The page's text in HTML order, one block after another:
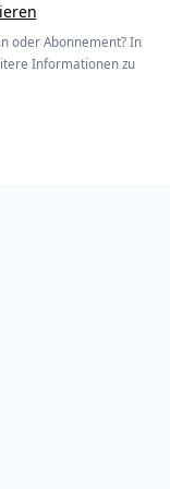
oder Abonnement? In
Informationen zu